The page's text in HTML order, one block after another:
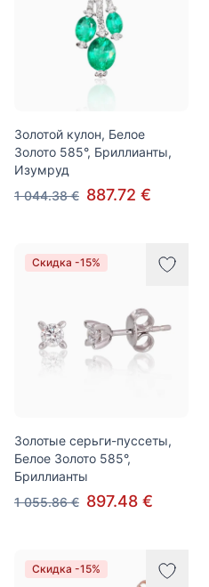
Золотой кулон, Белое
Золото 585°, Бриллианты,
Изумруд
1 044.38 € 887.72 €
Скидка -15%
Золотые серьги-пуссеты,
Белое Золото 585°,
Бриллианты
1 055.86 € 897.48 €
Скидка -15%